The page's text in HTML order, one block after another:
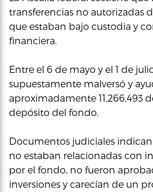
transferencias no autorizadas
que estaban bajo custodia y
financiera.
Entre el 6 de mayo y el 1 de
supuestamente malversó y
aproximadamente 11,266,493
depósito del fondo.
Documentos judiciales
no estaban relacionadas con
por el fondo, no fueron
inversiones y carecían de un